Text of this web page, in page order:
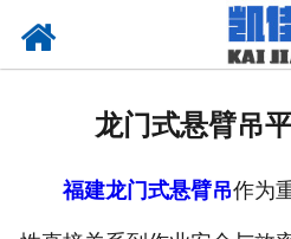
龙门式悬臂吊
福建龙门式悬臂吊作为